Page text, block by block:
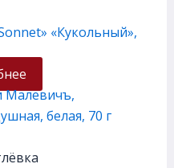
«Кукольный»,